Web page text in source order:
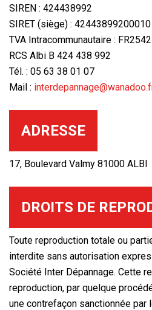
SIREN : 424438992
SIRET (siège) : 42443899200010
TVA Intracommunautaire :
RCS Albi B 424 438 992
Tél. : 05 63 38 01 07
Mail :
ADRESSE
17, Boulevard Valmy 81000 ALBI
DROITS DE
Toute reproduction totale ou
interdite sans autorisation
Société Inter Dépannage. Cette
reproduction, par quelque
une contrefaçon sanctionnée